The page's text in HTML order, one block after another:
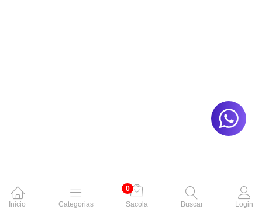
Início Categorias
0
Sacola
Buscar Login